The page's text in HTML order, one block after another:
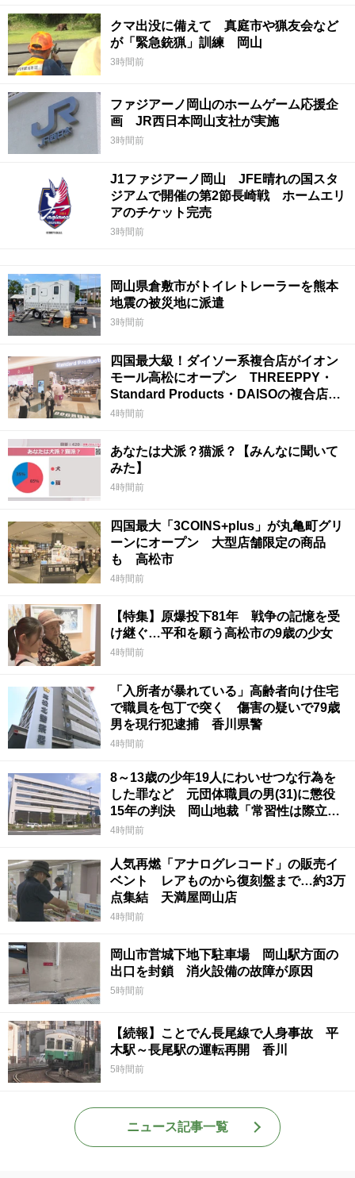
クマ出没に備えて 真庭市や猟友会など
が「緊急銃猟」訓練 岡山
3時間前
ファジアーノ岡山のホームゲーム応援企
画 JR西日本岡山支社が実施
3時間前
J1ファジアーノ岡山 JFE晴れの国スタ
ジアムで開催の第2節長崎戦 ホームエリ
アのチケット完売
3時間前
岡山県倉敷市がトイレトレーラーを熊本
地震の被災地に派遣
3時間前
四国最大級！ダイソー系複合店がイオン
モール高松にオープン THREEPPY・
Standard Products・DAISOの複合店は
香川県初
4時間前
あなたは犬派？猫派？【みんなに聞いて
みた】
4時間前
四国最大「3COINS+plus」が丸亀町グリ
ーンにオープン 大型店舗限定の商品
も 高松市
4時間前
【特集】原爆投下81年 戦争の記憶を受
け継ぐ…平和を願う高松市の9歳の少女
4時間前
「入所者が暴れている」高齢者向け住宅
で職員を包丁で突く 傷害の疑いで79歳
男を現行犯逮捕 香川県警
4時間前
8～13歳の少年19人にわいせつな行為を
した罪など 元団体職員の男(31)に懲役
15年の判決 岡山地裁「常習性は際立っ
ていて被害結果も非常に重い」
4時間前
人気再燃「アナログレコード」の販売イ
ベント レアものから復刻盤まで…約3万
点集結 天満屋岡山店
4時間前
岡山市営城下地下駐車場 岡山駅方面の
出口を封鎖 消火設備の故障が原因
5時間前
【続報】ことでん長尾線で人身事故 平
木駅～長尾駅の運転再開 香川
5時間前
ニュース記事一覧